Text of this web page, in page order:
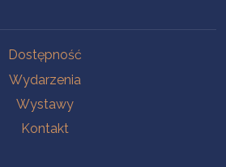
Dostępność
Wydarzenia
Wystawy
Kontakt